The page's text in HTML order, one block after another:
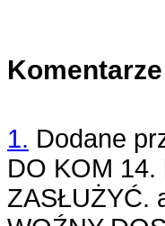
Komentarze
1. Dodane
DO KOM 14.
ZASŁUŻYĆ.